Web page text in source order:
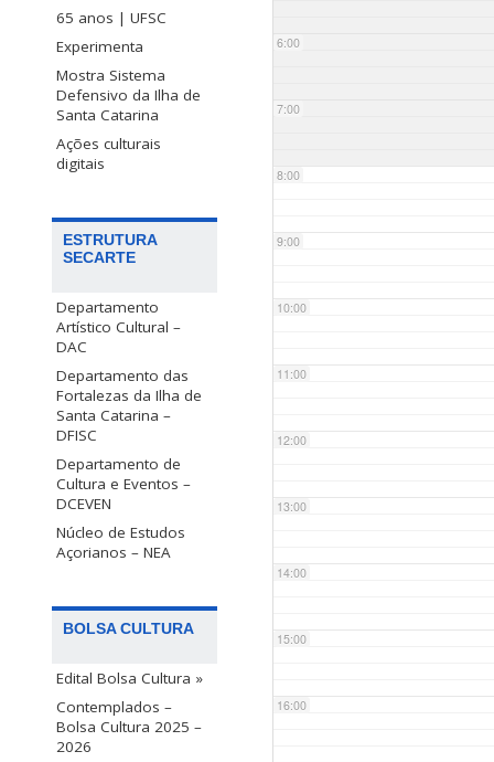
65 anos | UFSC
Experimenta
Mostra Sistema
Defensivo da Ilha de
Santa Catarina
Ações culturais
digitais
ESTRUTURA
SECARTE
Departamento
Artístico Cultural –
DAC
Departamento das
Fortalezas da Ilha de
Santa Catarina –
DFISC
Departamento de
Cultura e Eventos –
DCEVEN
Núcleo de Estudos
Açorianos – NEA
BOLSA CULTURA
Edital Bolsa Cultura »
Contemplados –
Bolsa Cultura 2025 –
2026
6:00
7:00
8:00
9:00
10:00
11:00
12:00
13:00
14:00
15:00
16:00